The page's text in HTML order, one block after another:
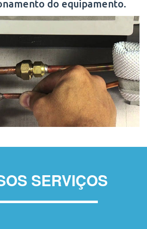
do equipamento.
SERVIÇOS